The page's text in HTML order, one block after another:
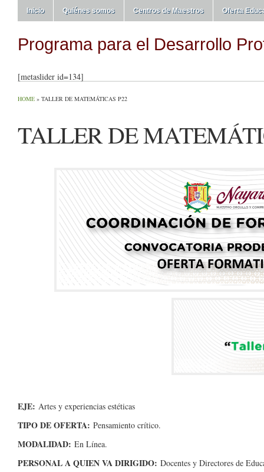
Inicio Quiénes somos Centros de Maestros Oferta
Programa para el Desarrollo
[metaslider id=134]
HOME » TALLER DE MATEMÁTICAS P22
TALLER DE
EJE: Artes y experiencias estéticas
TIPO DE OFERTA: Pensamiento crítico.
MODALIDAD: En Línea.
PERSONAL A QUIEN VA DIRIGIDO: Docentes y Directores de